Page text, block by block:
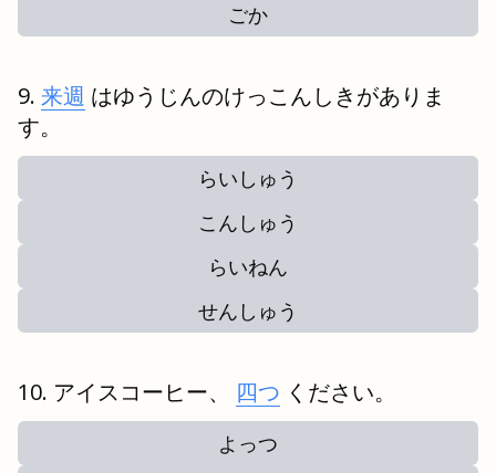
ごか
来週 はゆうじんのけっこんしきがありま
す。
らいしゅう
こんしゅう
らいねん
せんしゅう
アイスコーヒー、 四つ ください。
よっつ